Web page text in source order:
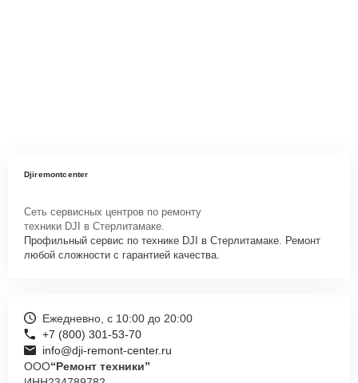
Djiremontcenter
Сеть сервисных центров по ремонту
техники DJI в Стерлитамаке.
Профильный сервис по технике DJI в Стерлитамаке. Ремонт
любой сложности с гарантией качества.
Ежедневно, с 10:00 до 20:00
+7 (800) 301-53-70
info@dji-remont-center.ru
ООО“Ремонт техники”